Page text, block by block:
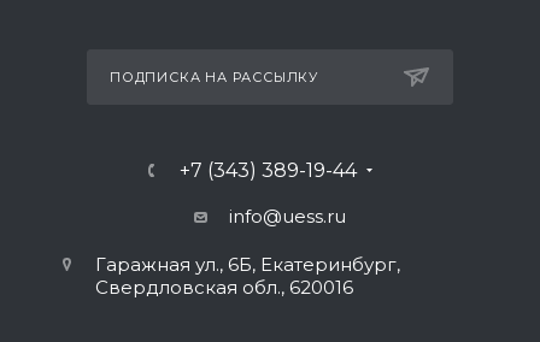
ПОДПИСКА НА РАССЫЛКУ
+7 (343) 389-19-44
info@uess.ru
Гаражная ул., 6Б, Екатеринбург,
Свердловская обл., 620016